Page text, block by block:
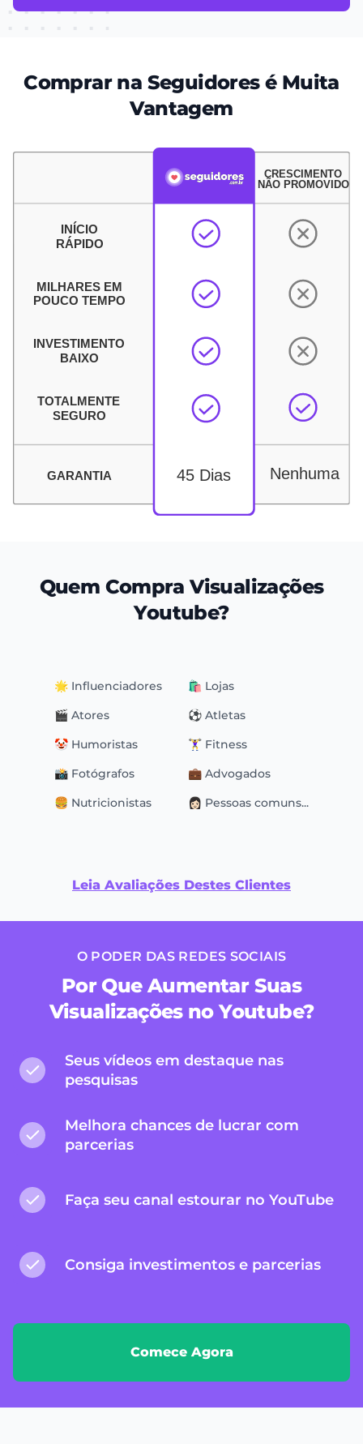
Comprar na Seguidores é Muita
Vantagem
Quem Compra Visualizações
Youtube?
🌟 Influenciadores
🛍 Lojas
🎬 Atores
⚽️ Atletas
🤡 Humoristas
🏋️‍♀️ Fitness
📸 Fotógrafos
💼 Advogados
🍔 Nutricionistas
👩🏻 Pessoas comuns...
Leia Avaliações Destes Clientes
O PODER DAS REDES SOCIAIS
Por Que Aumentar Suas
Visualizações no Youtube?
Seus vídeos em destaque nas
pesquisas
Melhora chances de lucrar com
parcerias
Faça seu canal estourar no YouTube
Consiga investimentos e parcerias
Comece Agora